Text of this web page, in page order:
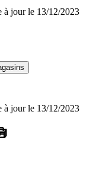
à jour le 13/12/2023
à jour le 13/12/2023